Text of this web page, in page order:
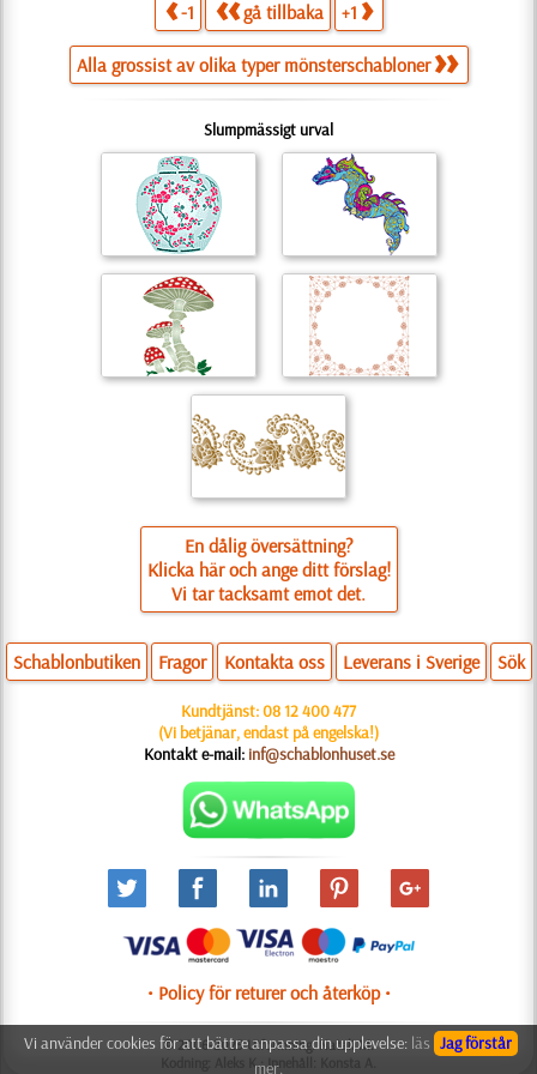
-1 gå tillbaka +1
Alla grossist av olika typer mönsterschabloner
Slumpmässigt urval
En dålig översättning?
Klicka här och ange ditt förslag!
Vi tar tacksamt emot det.
Schablonbutiken Fragor Kontakta oss Leverans i Sverige Sök
Kundtjänst:08 12 400 477
(Vi betjänar, endast på engelska!)
Kontakt e-mail: inf@schablonhuset.se
• Policy för returer och återköp •
© 2006-2025 Utformning: Natali M.
Kodning: Aleks K.; Innehåll: Konsta A.
Jag förstår
Vi använder cookies för att bättre anpassa din upplevelse: läs
mer.